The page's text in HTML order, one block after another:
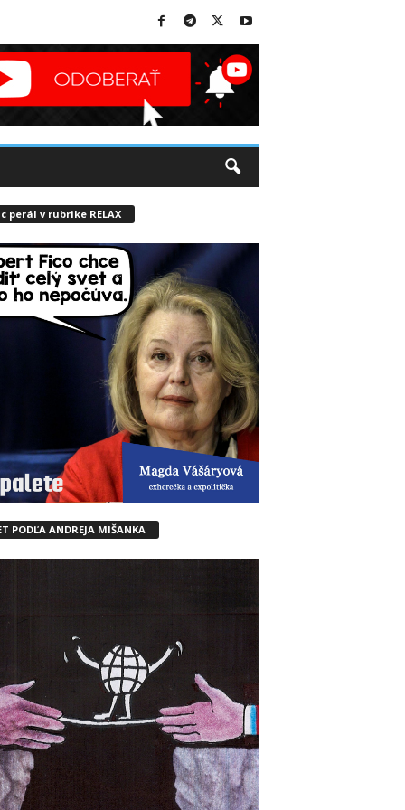
perál v rubrike RELAX
PODĽA ANDREJA MIŠANKA